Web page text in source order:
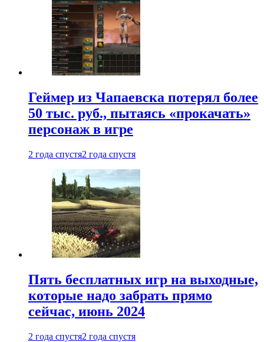
Геймер из Чапаевска потерял более
50 тыс. руб., пытаясь «прокачать»
персонаж в игре
2 года спустя2 года спустя
Пять бесплатных игр на выходные,
которые надо забрать прямо
сейчас, июнь 2024
2 года спустя2 года спустя